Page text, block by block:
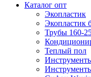
Каталог опт
Экопластик
Экопластик
Трубы 160-
Теплый пол